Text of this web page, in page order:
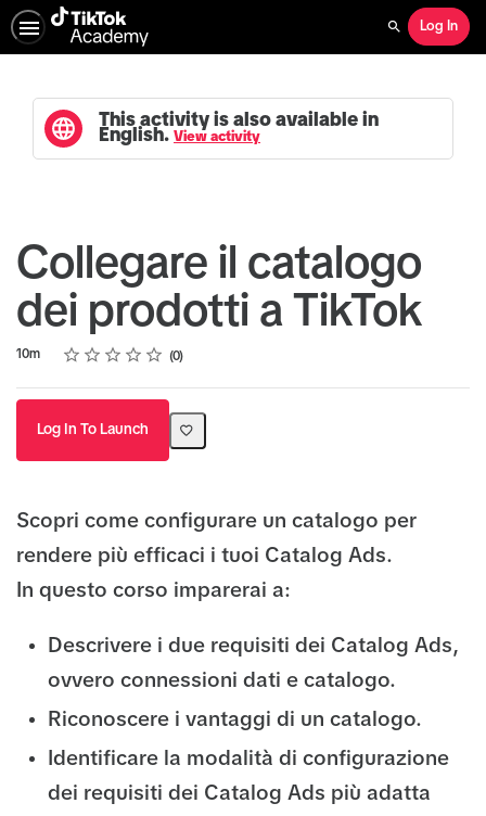
Search
Log In
This activity is also available in
English. View activity
Collegare il catalogo
dei prodotti a TikTok
Duration
10m Rating
1 star
2 stars
3 stars
4 stars
5 stars
Average rating: 0 0
No reviews
Log In To Launch
Scopri come configurare un catalogo per
rendere più efficaci i tuoi Catalog Ads.
In questo corso imparerai a:
Descrivere i due requisiti dei Catalog Ads,
ovvero connessioni dati e catalogo.
Riconoscere i vantaggi di un catalogo.
Identificare la modalità di configurazione
dei requisiti dei Catalog Ads più adatta